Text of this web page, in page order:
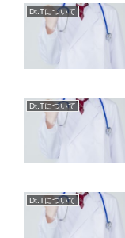
Dt.Tについて
Dt.Tについて
Dt.Tについて